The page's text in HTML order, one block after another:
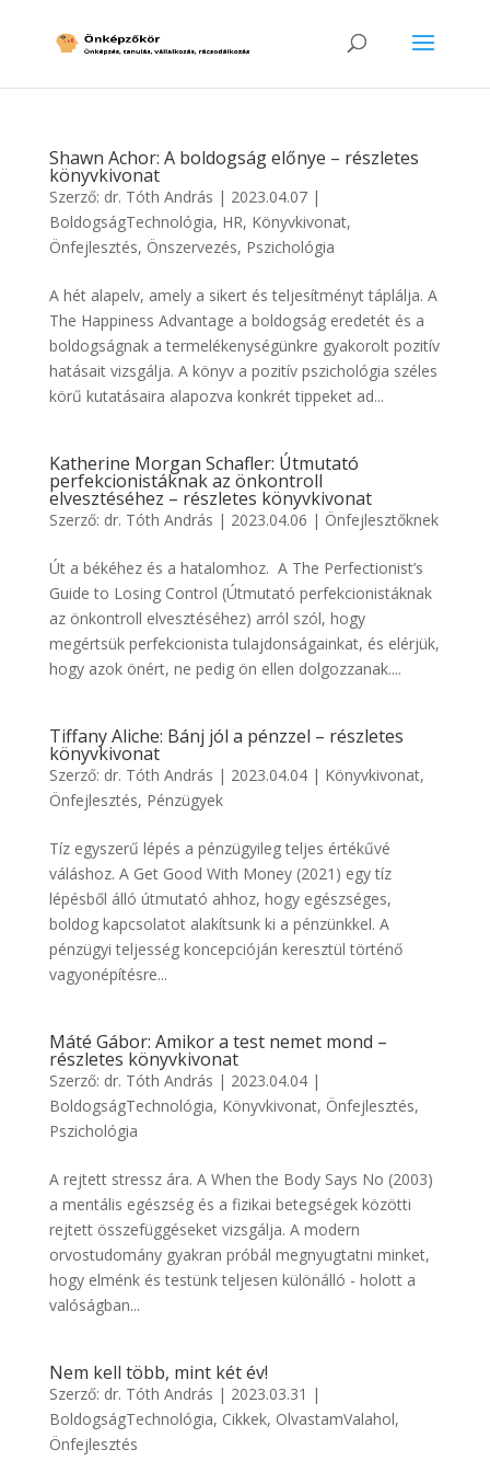
Shawn Achor: A boldogság előnye – részletes
könyvkivonat
Szerző: dr. Tóth András | 2023.04.07 |
BoldogságTechnológia, HR, Könyvkivonat,
Önfejlesztés, Önszervezés, Pszichológia
A hét alapelv, amely a sikert és teljesítményt táplálja. A
The Happiness Advantage a boldogság eredetét és a
boldogságnak a termelékenységünkre gyakorolt pozitív
hatásait vizsgálja. A könyv a pozitív pszichológia széles
körű kutatásaira alapozva konkrét tippeket ad...
Katherine Morgan Schafler: Útmutató
perfekcionistáknak az önkontroll
elvesztéséhez – részletes könyvkivonat
Szerző: dr. Tóth András | 2023.04.06 | Önfejlesztőknek
Út a békéhez és a hatalomhoz. A The Perfectionist’s
Guide to Losing Control (Útmutató perfekcionistáknak
az önkontroll elvesztéséhez) arról szól, hogy
megértsük perfekcionista tulajdonságainkat, és elérjük,
hogy azok önért, ne pedig ön ellen dolgozzanak....
Tiffany Aliche: Bánj jól a pénzzel – részletes
könyvkivonat
Szerző: dr. Tóth András | 2023.04.04 | Könyvkivonat,
Önfejlesztés, Pénzügyek
Tíz egyszerű lépés a pénzügyileg teljes értékűvé
váláshoz. A Get Good With Money (2021) egy tíz
lépésből álló útmutató ahhoz, hogy egészséges,
boldog kapcsolatot alakítsunk ki a pénzünkkel. A
pénzügyi teljesség koncepcióján keresztül történő
vagyonépítésre...
Máté Gábor: Amikor a test nemet mond –
részletes könyvkivonat
Szerző: dr. Tóth András | 2023.04.04 |
BoldogságTechnológia, Könyvkivonat, Önfejlesztés,
Pszichológia
A rejtett stressz ára. A When the Body Says No (2003)
a mentális egészség és a fizikai betegségek közötti
rejtett összefüggéseket vizsgálja. A modern
orvostudomány gyakran próbál megnyugtatni minket,
hogy elménk és testünk teljesen különálló - holott a
valóságban...
Nem kell több, mint két év!
Szerző: dr. Tóth András | 2023.03.31 |
BoldogságTechnológia, Cikkek, OlvastamValahol,
Önfejlesztés